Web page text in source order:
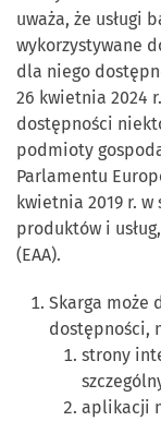
uważa, że usługi
wykorzystywane
dla niego
26 kwietnia 2024
dostępności
podmioty
Parlamentu
kwietnia 2019 r.
produktów i
(EAA).
Skarga może
dostępności,
strony
aplikacji